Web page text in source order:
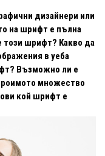
дизайнери или
на шрифт е пълна
този шрифт? Какво да
в уеба
Възможно ли е
множество
кой шрифт е